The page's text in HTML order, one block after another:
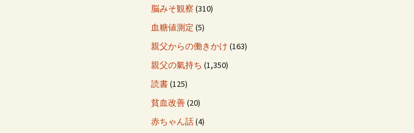
脳みそ観察 (310)
血糖値測定 (5)
親父からの働きかけ (163)
親父の氣持ち (1,350)
読書(125)
貧血改善(20)
赤ちゃん話(4)